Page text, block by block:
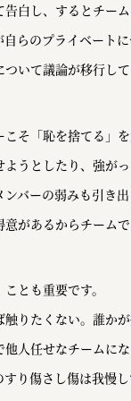
白し、するとチー
らのプライベートに
いて議論が移行し
そ「恥を捨てる」を
うとしたり、強が
バーの弱みも引き
があるからチーム
とも重要です。
りたくない。誰か
人任せなチームに
り傷さし傷は我慢し